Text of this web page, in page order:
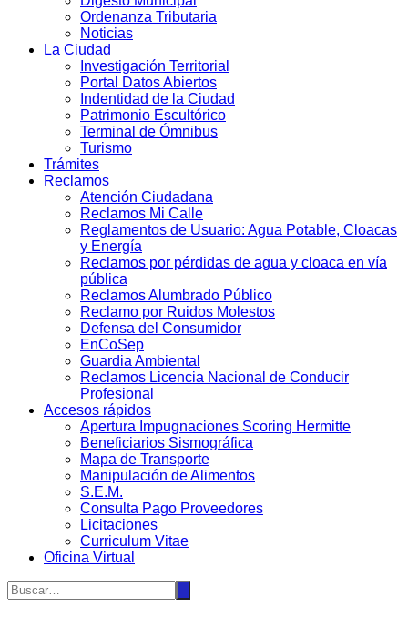
Ordenanza Tributaria
Noticias
La Ciudad
Investigación Territorial
Portal Datos Abiertos
Indentidad de la Ciudad
Patrimonio Escultórico
Terminal de Ómnibus
Turismo
Trámites
Reclamos
Atención Ciudadana
Reclamos Mi Calle
Reglamentos de Usuario: Agua Potable, Cloacas
y Energía
Reclamos por pérdidas de agua y cloaca en vía
pública
Reclamos Alumbrado Público
Reclamo por Ruidos Molestos
Defensa del Consumidor
EnCoSep
Guardia Ambiental
Reclamos Licencia Nacional de Conducir
Profesional
Accesos rápidos
Apertura Impugnaciones Scoring Hermitte
Beneficiarios Sismográfica
Mapa de Transporte
Manipulación de Alimentos
S.E.M.
Consulta Pago Proveedores
Licitaciones
Curriculum Vitae
Oficina Virtual